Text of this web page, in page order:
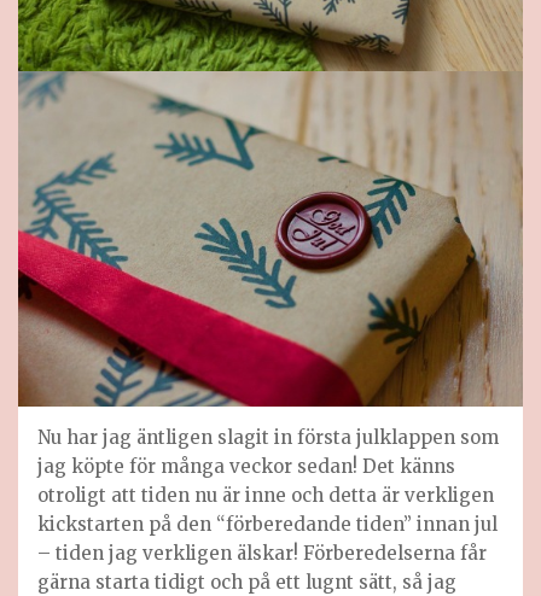
Nu har jag äntligen slagit in första julklappen som
jag köpte för många veckor sedan! Det känns
otroligt att tiden nu är inne och detta är verkligen
kickstarten på den “förberedande tiden” innan jul
– tiden jag verkligen älskar! Förberedelserna får
gärna starta tidigt och på ett lugnt sätt, så jag